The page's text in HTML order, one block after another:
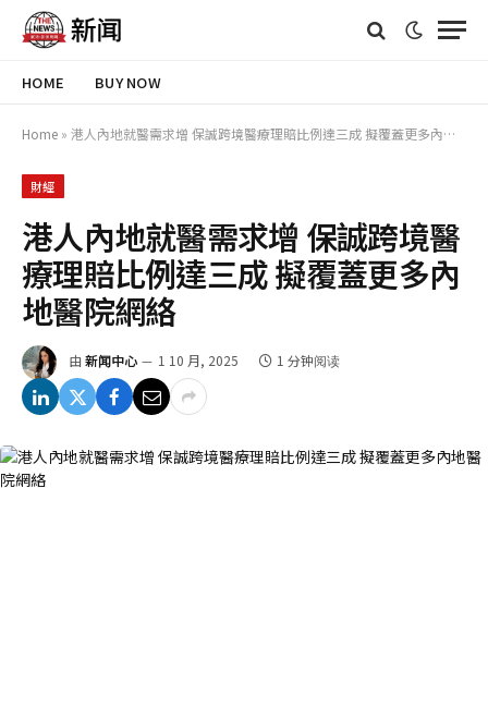
HOME BUY NOW
Home » 港人內地就醫需求增 保誠跨境醫療理賠比例達三成 擬覆蓋更多內地醫院網絡
財經
港人內地就醫需求增 保誠跨境醫
療理賠比例達三成 擬覆蓋更多內
地醫院網絡
由 新闻中心 1 10 月, 2025 1 分钟阅读